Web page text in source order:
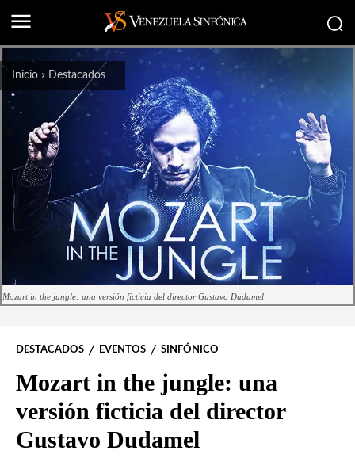
Inicio Destacados
Mozart in the jungle: una versión ficticia del director Gustavo Dudamel
DESTACADOS EVENTOS SINFÓNICO
Mozart in the jungle: una
versión ficticia del director
Gustavo Dudamel